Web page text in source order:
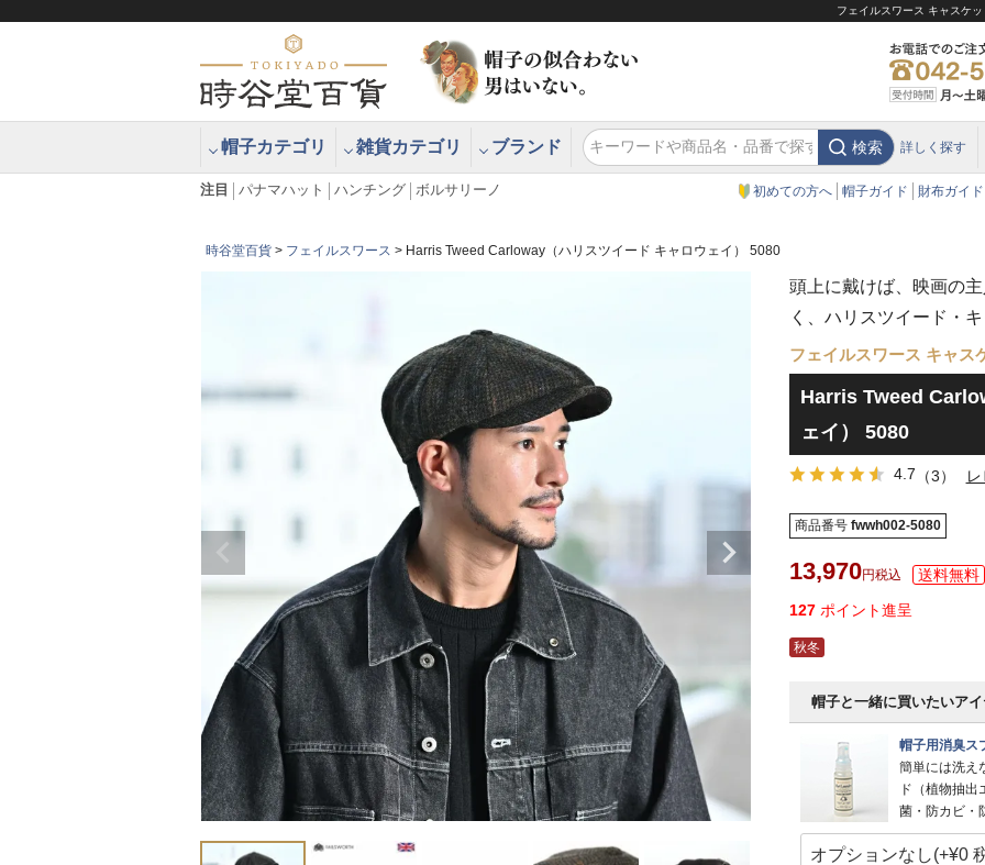
フェイルスワース キャスケ
帽子カテゴリ 雑貨カテゴリ ブランド 検索 詳しく探す
注目 パナマハット ハンチング ボルサリーノ 初めての方へ 帽子ガイド 財布ガイド
時谷堂百貨 フェイルスワース Harris Tweed Carloway（ハリスツイード キャロウェイ） 5080
頭上に戴けば、映画の
く、ハリスツイード・キ
フェイルスワース キャス
Harris Tweed
ェイ） 5080
4.7 （3）
商品番号 fwwh002-5080
13,970 税込
127 ポイント進呈
秋冬
帽子と一緒に買いたいアイ
帽子用消臭ス
簡単には洗え
ド（植物抽
菌・防カビ・